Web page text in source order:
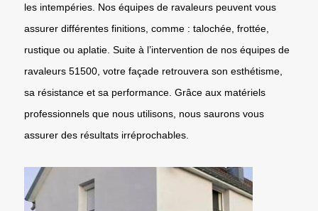
les intempéries. Nos équipes de ravaleurs peuvent vous
assurer différentes finitions, comme : talochée, frottée,
rustique ou aplatie. Suite à l’intervention de nos équipes de
ravaleurs 51500, votre façade retrouvera son esthétisme,
sa résistance et sa performance. Grâce aux matériels
professionnels que nous utilisons, nous saurons vous
assurer des résultats irréprochables.